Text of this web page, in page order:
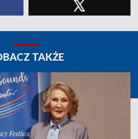
TAKŻE